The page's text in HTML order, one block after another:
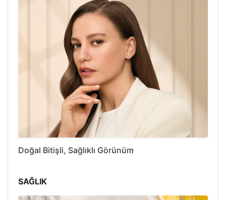
Doğal Bitişli, Sağlıklı Görünüm
SAĞLIK